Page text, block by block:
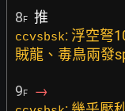
8F 推
ccvsbsk: 浮空弩
賊龍、毒鳥兩發
9F →